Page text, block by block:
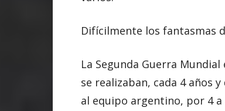
Difícilmente los fantasmas
La Segunda Guerra
se realizaban, cada 4 años
al equipo argentino, por 4 a